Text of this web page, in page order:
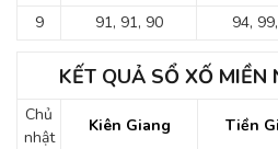
9
91, 91, 90 94,
KẾT QUẢ SỔ XỐ
Chủ
nhật
Kiên Giang Tiền